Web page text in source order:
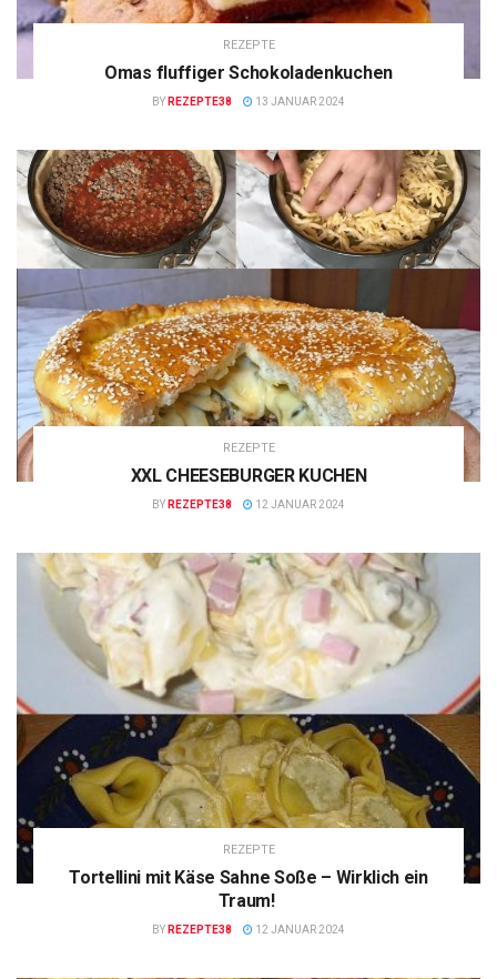
REZEPTE
Omas fluffiger Schokoladenkuchen
BY REZEPTE38 13 JANUAR 2024
REZEPTE
XXL CHEESEBURGER KUCHEN
BY REZEPTE38 12 JANUAR 2024
REZEPTE
Tortellini mit Käse Sahne Soße – Wirklich ein
Traum!
BY REZEPTE38 12 JANUAR 2024